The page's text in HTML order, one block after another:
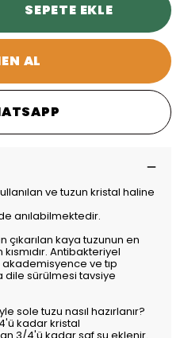
SEPETE EKLE
AL
ve tuzun kristal haline
anılabilmektedir.
çıkarılan kaya tuzunun en
Antibakteriyel
ve tıp
dile sürülmesi tavsiye
sole tuzu nasıl hazırlanır?
kadar kristal